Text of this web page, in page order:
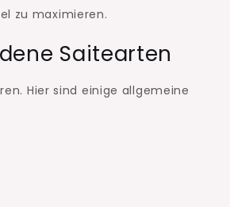
zu maximieren.
Saitearten
Hier sind einige allgemeine